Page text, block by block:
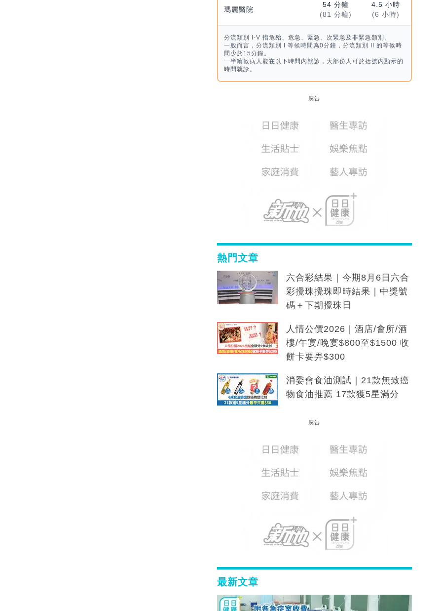
瑪麗醫院
54 分鐘
(81 分鐘)
4.5 小時
(6 小時)
分流類別 I-V 指危殆、危急、緊急、次緊急及非緊急類別。
一般而言，分流類別 I 等候時間為0分鐘，分流類別 II 的等候時
間少於15分鐘。
一半輪候病人能在以下時間內就診，大部份人可於括號內顯示的
時間就診。
廣告
熱門文章
六合彩結果｜今期8月6日六合
彩攪珠攪珠即時結果｜中獎號
碼＋下期攪珠日
人情公價2026｜酒店/會所/酒
樓/午宴/晚宴$800至$1500 收
餅卡要畀$300
消委會食油測試｜21款無致癌
物食油推薦 17款獲5星滿分
廣告
最新文章